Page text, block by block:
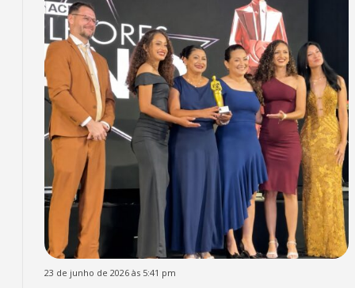
23 de junho de 2026 às 5:41 pm